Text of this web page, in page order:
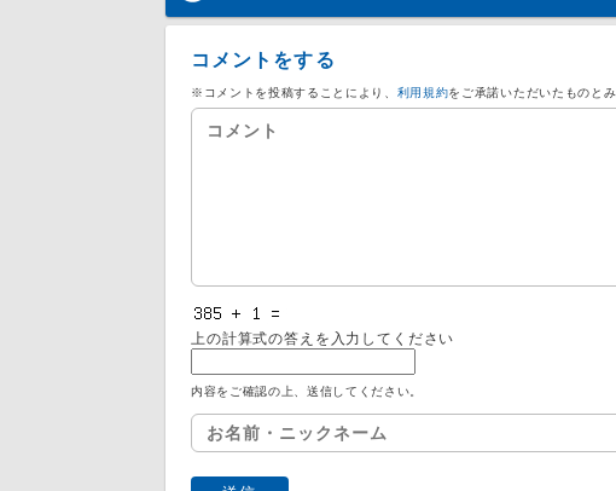
コメントをする
※コメントを投稿することにより、 利用規約をご承諾いただいたものとみ
上の計算式の答えを入力してください
内容をご確認の上、送信してください。